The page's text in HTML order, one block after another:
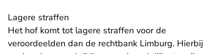
Lagere straffen
Het hof komt tot lagere straffen voor de
veroordeelden dan de rechtbank Limburg. Hierbij